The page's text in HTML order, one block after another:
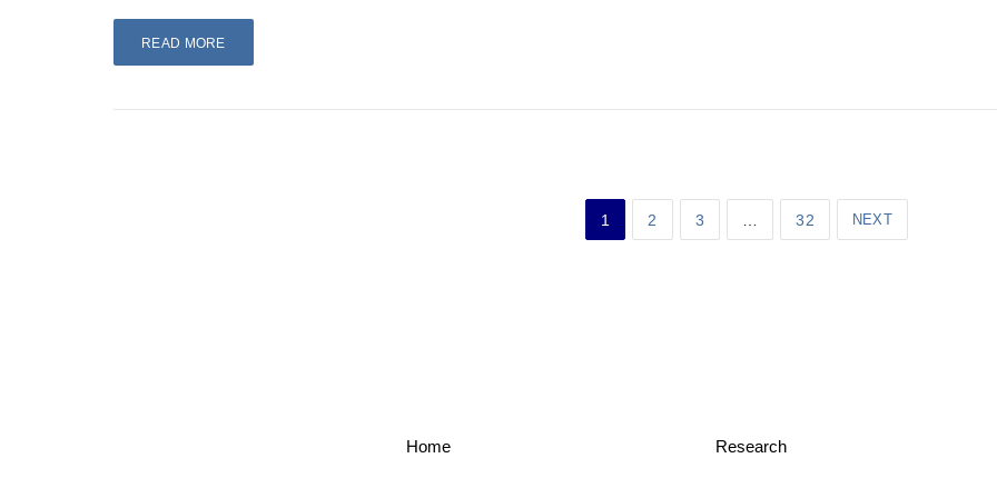
READ MORE
1 2 3 32 NEXT
Home Research